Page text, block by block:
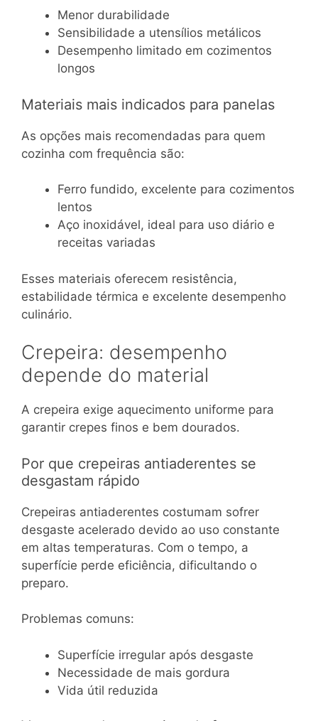
Menor durabilidade
Sensibilidade a utensílios metálicos
Desempenho limitado em cozimentos
longos
Materiais mais indicados para panelas
As opções mais recomendadas para quem
cozinha com frequência são:
Ferro fundido, excelente para cozimentos
lentos
Aço inoxidável, ideal para uso diário e
receitas variadas
Esses materiais oferecem resistência,
estabilidade térmica e excelente desempenho
culinário.
Crepeira: desempenho
depende do material
A crepeira exige aquecimento uniforme para
garantir crepes finos e bem dourados.
Por que crepeiras antiaderentes se
desgastam rápido
Crepeiras antiaderentes costumam sofrer
desgaste acelerado devido ao uso constante
em altas temperaturas. Com o tempo, a
superfície perde eficiência, dificultando o
preparo.
Problemas comuns:
Superfície irregular após desgaste
Necessidade de mais gordura
Vida útil reduzida